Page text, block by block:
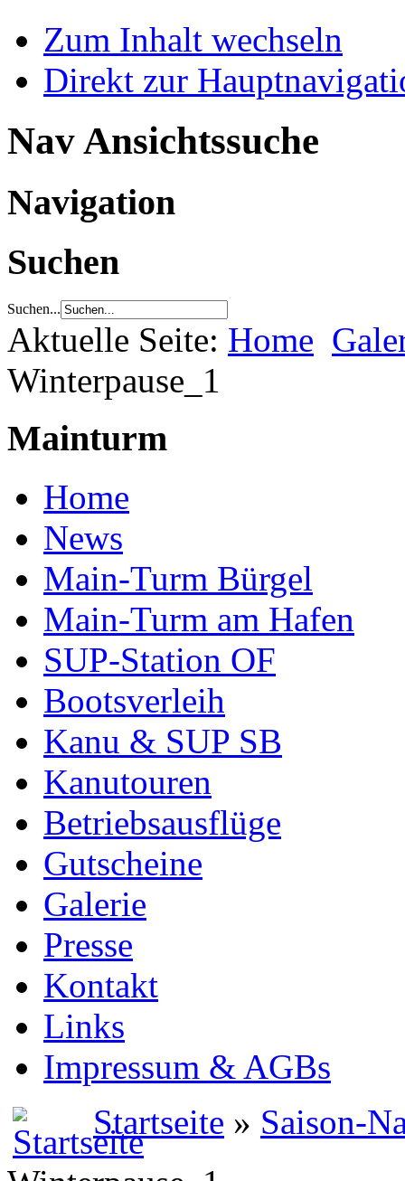
Zum Inhalt wechseln
Direkt zur
Nav Ansichtssuche
Navigation
Suchen
Suchen...
Aktuelle Seite: Home
Winterpause_1
Mainturm
Home
News
Main-Turm Bürgel
Main-Turm am Hafen
SUP-Station OF
Bootsverleih
Kanu & SUP SB
Kanutouren
Betriebsausflüge
Gutscheine
Galerie
Presse
Kontakt
Links
Impressum & AGBs
Startseite » Saison-